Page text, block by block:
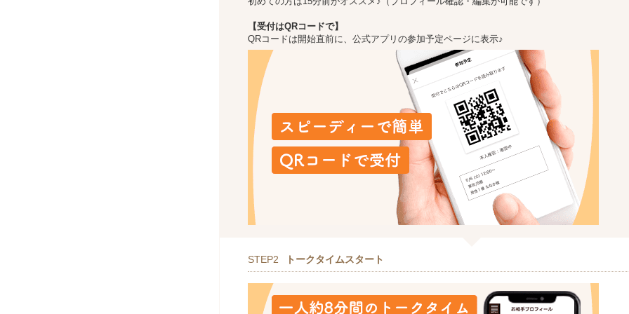
【受付はQRコードで】
QRコードは開始直前に、公式アプリの参加予定ページに表示♪
STEP2 トークタイムスタート